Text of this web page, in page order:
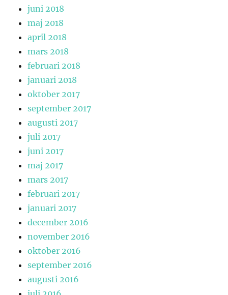
juni 2018
maj 2018
april 2018
mars 2018
februari 2018
januari 2018
oktober 2017
september 2017
augusti 2017
juli 2017
juni 2017
maj 2017
mars 2017
februari 2017
januari 2017
december 2016
november 2016
oktober 2016
september 2016
augusti 2016